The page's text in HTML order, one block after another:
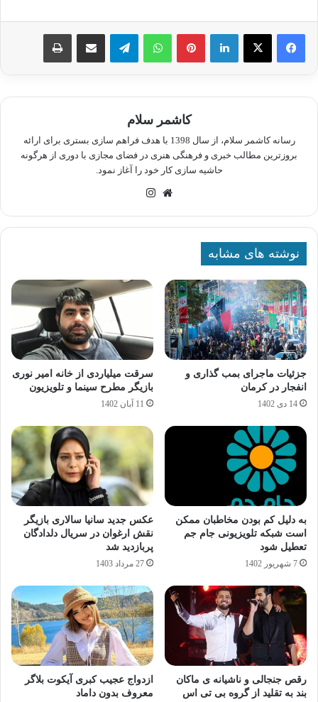
لینکدین پینترستواتس آپ تلگرام اشتراک گذاری از طریق ایمیل چاپ
کاشمر سلام
رسانه کاشمر سلام، از سال 1398 با هدف فراهم سازی بستری برای ارائه
بروزترین مطالب خبری و فرهنگی هنری در فضای مجازی با دوری از هرگونه
حاشیه سازی کار خود را آغاز نمود.
وبسایت
نوشته های مشابه
جزئیات ماجرای بمب گذاری و
انفجار در کرمان
14 دی 1402
سرقت میلیاردی از خانه امیر نوری
بازیگر مطرح سینما و تلویزیون
11 آبان 1402
به دلیل کم بودن مخاطبان ممکن
است شبکه تلویزیونی جام جم
تعطیل شود
7 شهریور 1402
عکس جدید سانیا سالاری بازیگر
نقش ارغوان در سریال دلدادگان
پربازدید شد
27 مرداد 1403
رقص جنجالی و ناشیانه ی ماکان
بند به تقلید از گروه بی تی اس
ازدواج عجیب کبری آیکوت بلاگر
معروف بدون داماد